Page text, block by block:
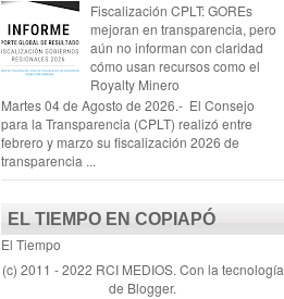
Fiscalización CPLT: GOREs
mejoran en transparencia, pero
aún no informan con claridad
cómo usan recursos como el
Royalty Minero
Martes 04 de Agosto de 2026.- El Consejo
para la Transparencia (CPLT) realizó entre
febrero y marzo su fiscalización 2026 de
transparencia ...
EL TIEMPO EN COPIAPÓ
El Tiempo
(c) 2011 - 2022 RCI MEDIOS. Con la tecnología
de Blogger.